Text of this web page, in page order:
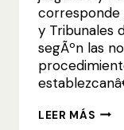
corresponde
y Tribunales
segÃºn las
LEER MÁSÂ¿EN